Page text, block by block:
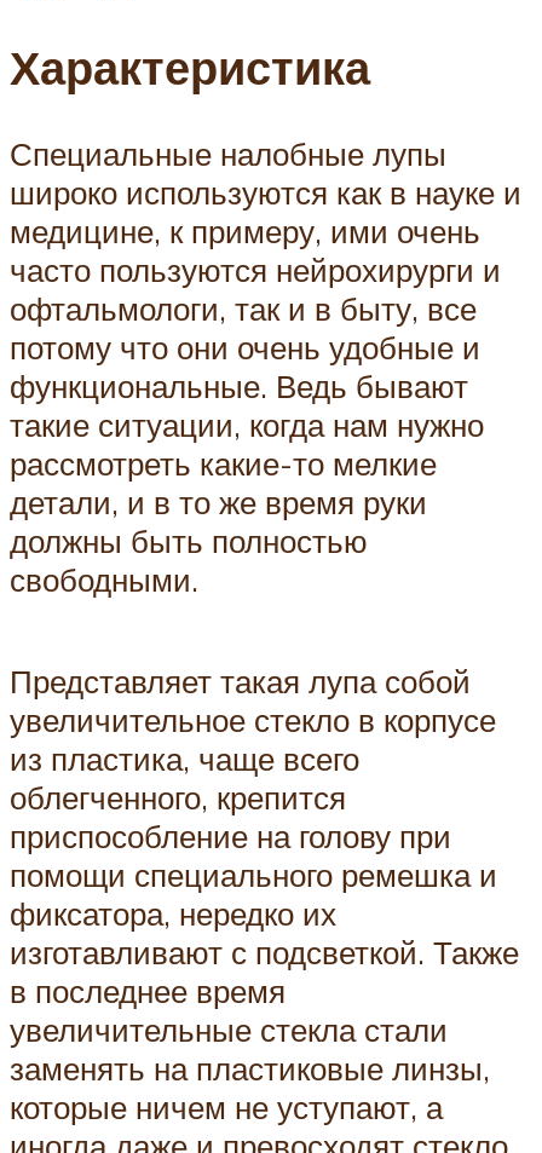
Характеристика
Специальные налобные лупы
широко используются как в науке и
медицине, к примеру, ими очень
часто пользуются нейрохирурги и
офтальмологи, так и в быту, все
потому что они очень удобные и
функциональные. Ведь бывают
такие ситуации, когда нам нужно
рассмотреть какие-то мелкие
детали, и в то же время руки
должны быть полностью
свободными.
Представляет такая лупа собой
увеличительное стекло в корпусе
из пластика, чаще всего
облегченного, крепится
приспособление на голову при
помощи специального ремешка и
фиксатора, нередко их
изготавливают с подсветкой. Также
в последнее время
увеличительные стекла стали
заменять на пластиковые линзы,
которые ничем не уступают, а